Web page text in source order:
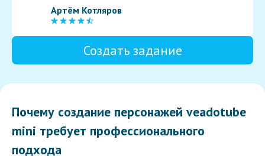
Артём Котляров
Создать задание
Почему создание персонажей veadotube
mini требует профессионального
подхода